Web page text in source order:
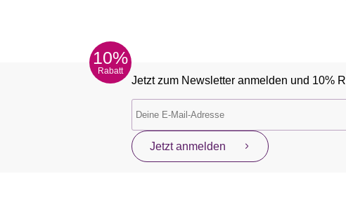
10%
Rabatt
Jetzt zum Newsletter anmelden und 10%
Jetzt anmelden